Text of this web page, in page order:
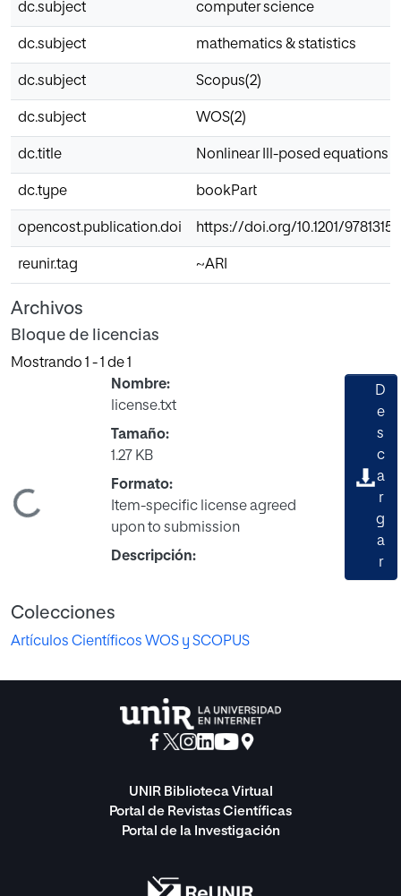
dc.subject computer science
dc.subject mathematics & statistics
dc.subject Scopus(2)
dc.subject WOS(2)
dc.title Nonlinear Ill-posed equations
dc.type bookPart
opencost.publication.doi https://doi.org/10.1201/
reunir.tag ~ARI
Archivos
Bloque de licencias
Mostrando 1 - 1 de 1
Cargando...
Nombre:
license.txt
Tamaño:
1.27 KB
Formato:
Item-specific license agreed
upon to submission
Descripción:
D
e
s
c
a
r
g
a
r
Colecciones
Artículos Científicos WOS y SCOPUS
UNIR Biblioteca Virtual
Portal de Revistas Científicas
Portal de la Investigación